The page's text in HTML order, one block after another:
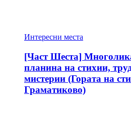
Интересни места
[Част Шеста]
планина на стихии,
мистерии (Гората на
Граматиково)